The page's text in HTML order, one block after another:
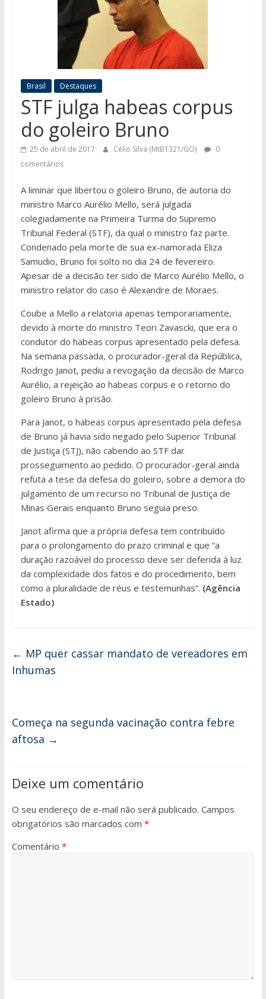
Brasil Destaques
STF julga habeas corpus
do goleiro Bruno
25 de abril de 2017 Célio Silva (MtB1321/GO)
0
comentários
A liminar que libertou o goleiro Bruno, de autoria do
ministro Marco Aurélio Mello, será julgada
colegiadamente na Primeira Turma do Supremo
Tribunal Federal (STF), da qual o ministro faz parte.
Condenado pela morte de sua ex-namorada Eliza
Samudio, Bruno foi solto no dia 24 de fevereiro.
Apesar de a decisão ter sido de Marco Aurélio Mello, o
ministro relator do caso é Alexandre de Moraes.
Coube a Mello a relatoria apenas temporariamente,
devido à morte do ministro Teori Zavascki, que era o
condutor do habeas corpus apresentado pela defesa.
Na semana passada, o procurador-geral da República,
Rodrigo Janot, pediu a revogação da decisão de Marco
Aurélio, a rejeição ao habeas corpus e o retorno do
goleiro Bruno à prisão.
Para Janot, o habeas corpus apresentado pela defesa
de Bruno já havia sido negado pelo Superior Tribunal
de Justiça (STJ), não cabendo ao STF dar
prosseguimento ao pedido. O procurador-geral ainda
refuta a tese da defesa do goleiro, sobre a demora do
julgamento de um recurso no Tribunal de Justiça de
Minas Gerais enquanto Bruno seguia preso.
Janot afirma que a própria defesa tem contribuído
para o prolongamento do prazo criminal e que “a
duração razoável do processo deve ser deferida à luz
da complexidade dos fatos e do procedimento, bem
como a pluralidade de réus e testemunhas”. (Agência
Estado)
← MP quer cassar mandato de vereadores em
Inhumas
Começa na segunda vacinação contra febre
aftosa →
Deixe um comentário
O seu endereço de e-mail não será publicado. Campos
obrigatórios são marcados com *
Comentário *